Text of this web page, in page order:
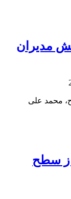
مدیران
محمد علی
سطح